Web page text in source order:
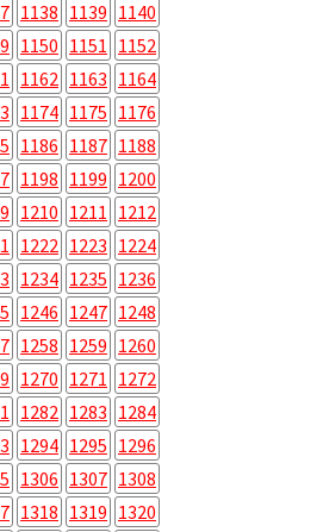
1138 1139 1140
1150 1151 1152
1162 1163 1164
1174 1175 1176
1186 1187 1188
1198 1199 1200
1210 1211 1212
1222 1223 1224
1234 1235 1236
1246 1247 1248
1258 1259 1260
1270 1271 1272
1282 1283 1284
1294 1295 1296
1306 1307 1308
1318 1319 1320